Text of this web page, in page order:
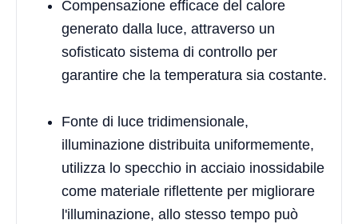
Compensazione efficace del calore
generato dalla luce, attraverso un
sofisticato sistema di controllo per
garantire che la temperatura sia costante.
Fonte di luce tridimensionale,
illuminazione distribuita uniformemente,
utilizza lo specchio in acciaio inossidabile
come materiale riflettente per migliorare
l'illuminazione, allo stesso tempo può